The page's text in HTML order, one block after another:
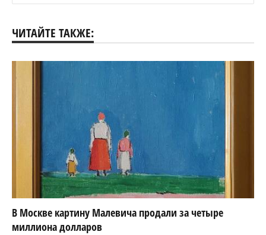
ЧИТАЙТЕ ТАКЖЕ:
В Москве картину Малевича продали за четыре
миллиона долларов